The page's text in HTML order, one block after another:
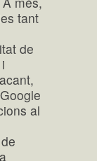
tant
de
al